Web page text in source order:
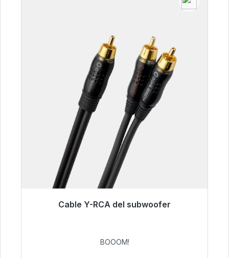
Cable Y-RCA del subwoofer
Listo para envío inmediato, plazo de entrega
53,49 €
BOOOM!